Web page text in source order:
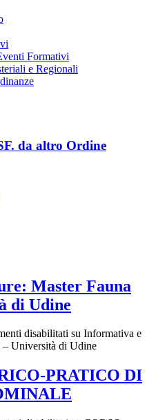
Formativi
e Regionali
da altro Ordine
Master Fauna
di Udine
disabilitati su Informativa e
– Università di Udine
PRATICO DI